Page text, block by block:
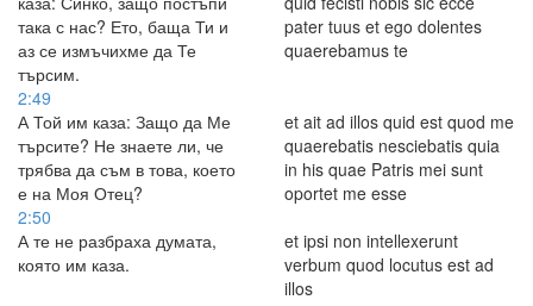
така с нас? Ето, баща Ти и
аз се измъчихме да Те
търсим.
pater tuus et ego dolentes
quaerebamus te
2:49
А Той им каза: Защо да Ме
търсите? Не знаете ли, че
трябва да съм в това, което
е на Моя Отец?
et ait ad illos quid est quod me
quaerebatis nesciebatis quia
in his quae Patris mei sunt
oportet me esse
2:50
А те не разбраха думата,
която им каза.
et ipsi non intellexerunt
verbum quod locutus est ad
illos